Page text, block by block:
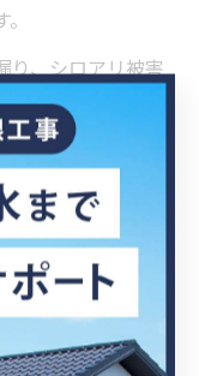
り、シロアリ被害
生するリスクが
対応を行うこと
確保につながり
元業者に依頼す
のがポイントで
ク項目